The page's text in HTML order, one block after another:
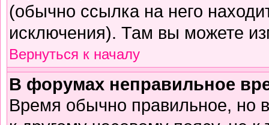
(обычно ссылка на него
исключения). Там вы можете
Вернуться к началу
В форумах неправильное
Время обычно правильное, но